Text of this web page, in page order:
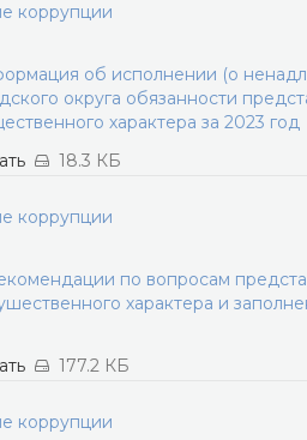
коррупции
об исполнении (о
округа обязанности
характера за 2023 год
18.3 КБ
коррупции
по вопросам
характера и
177.2 КБ
коррупции